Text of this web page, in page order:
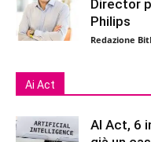
Director
Philips
Redazione
Ai Act
AI Act, 6